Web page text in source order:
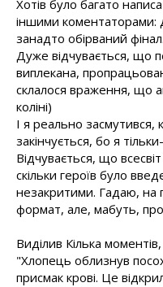
Хотів було багато
іншими коментаторами:
занадто обірваний фінал.
Дуже відчувається, що
виплекана,
склалося враження, що
коліні)
І я реально
закінчується, бо я
Відчувається, що
скільки героїв було
незакритими. Гадаю, на
формат, але, мабуть,
Виділив Кілька
"Хлопець облизнув
присмак крові. Це